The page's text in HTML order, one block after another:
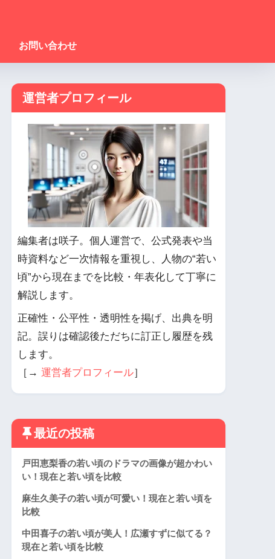
お問い合わせ
運営者プロフィール
編集者は咲子。個人運営で、公式発表や当
時資料など一次情報を重視し、人物の“若い
頃”から現在までを比較・年表化して丁寧に
解説します。
正確性・公平性・透明性を掲げ、出典を明
記。誤りは確認後ただちに訂正し履歴を残
します。
［→ 運営者プロフィール］
最近の投稿
戸田恵梨香の若い頃のドラマの画像が超かわい
い！現在と若い頃を比較
麻生久美子の若い頃が可愛い！現在と若い頃を
比較
中田喜子の若い頃が美人！広瀬すずに似てる？
現在と若い頃を比較